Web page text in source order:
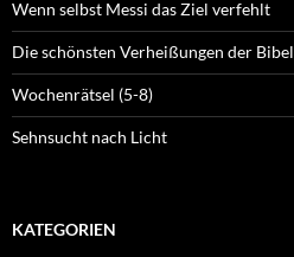
Wenn selbst Messi das Ziel verfehlt
Die schönsten Verheißungen der Bibel
Wochenrätsel (5-8)
Sehnsucht nach Licht
KATEGORIEN